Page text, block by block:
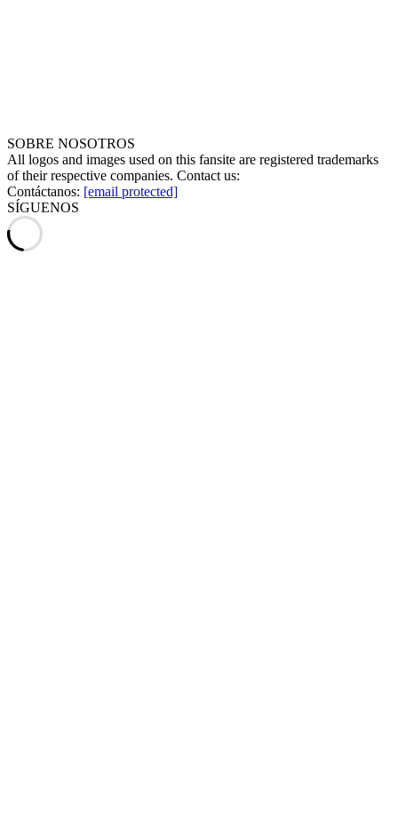
SOBRE NOSOTROS
All logos and images used on this fansite are registered trademarks
of their respective companies. Contact us:
Contáctanos: [email protected]
SÍGUENOS